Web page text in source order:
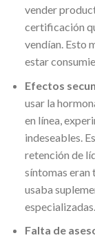
vender
certificación
vendían. Esto
estar
Efectos
usar la
en línea,
indeseables.
retención de
síntomas eran
usaba
especializadas.
Falta de